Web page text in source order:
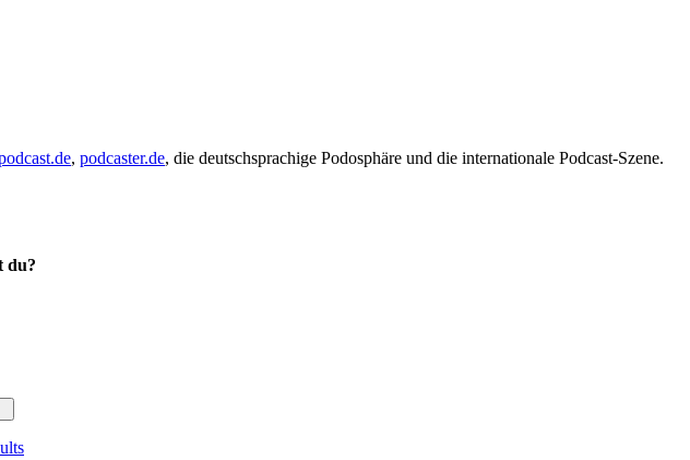
, podcaster.de, die deutschsprachige Podosphäre und die internationale Podcast-Szene.
du?